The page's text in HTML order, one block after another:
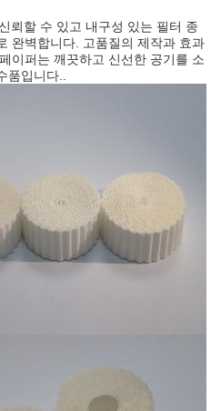
뢰할 수 있고 내구성 있는 필터 종
완벽합니다. 고품질의 제작과 효과
이퍼는 깨끗하고 신선한 공기를 소
입니다..